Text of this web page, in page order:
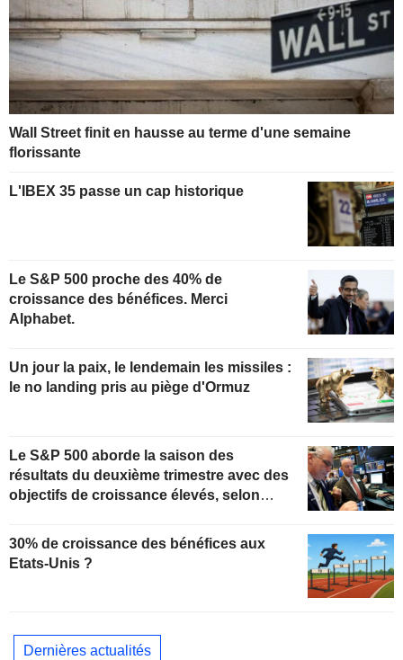
Wall Street finit en hausse au terme d'une semaine
florissante
L'IBEX 35 passe un cap historique
Le S&P 500 proche des 40% de
croissance des bénéfices. Merci
Alphabet.
Un jour la paix, le lendemain les missiles :
le no landing pris au piège d'Ormuz
Le S&P 500 aborde la saison des
résultats du deuxième trimestre avec des
objectifs de croissance élevés, selon
30% de croissance des bénéfices aux
Etats-Unis ?
Dernières actualités